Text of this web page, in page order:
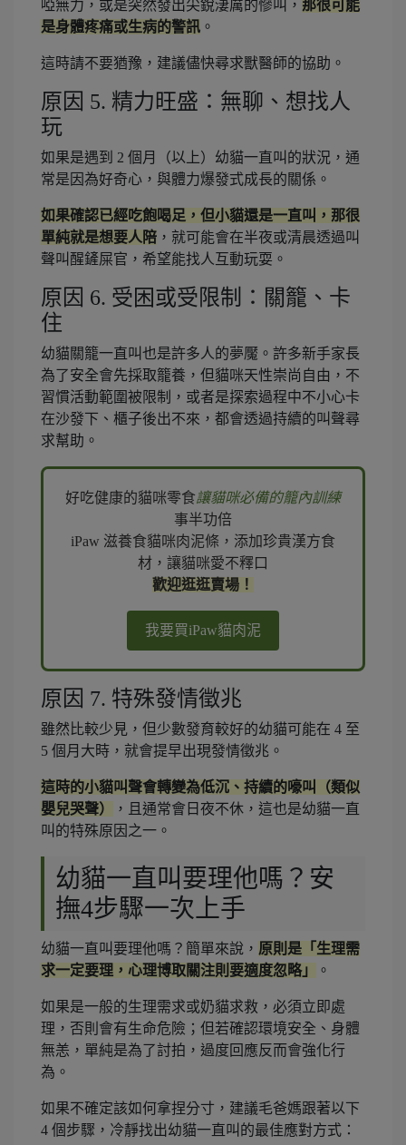
啞無力，或是突然發出尖銳淒厲的慘叫， 那很可能
是身體疼痛或生病的警訊 。
這時請不要猶豫，建議儘快尋求獸醫師的協助。
原因 5. 精力旺盛：無聊、想找人
玩
如果是遇到 2 個月（以上）幼貓一直叫的狀況，通
常是因為好奇心，與體力爆發式成長的關係。
如果確認已經吃飽喝足，但小貓還是一直叫，那很
單純就是想要人陪 ，就可能會在半夜或清晨透過叫
聲叫醒鏟屎官，希望能找人互動玩耍。
原因 6. 受困或受限制：關籠、卡
住
幼貓關籠一直叫也是許多人的夢魘。許多新手家長
為了安全會先採取籠養，但貓咪天性崇尚自由，不
習慣活動範圍被限制，或者是探索過程中不小心卡
在沙發下、櫃子後出不來，都會透過持續的叫聲尋
求幫助。
好吃健康的貓咪零食讓貓咪必備的籠內訓練
事半功倍
iPaw 滋養食貓咪肉泥條，添加珍貴漢方食
材，讓貓咪愛不釋口
歡迎逛逛賣場！
我要買iPaw貓肉泥
原因 7. 特殊發情徵兆
雖然比較少見，但少數發育較好的幼貓可能在 4 至
5 個月大時，就會提早出現發情徵兆。
這時的小貓叫聲會轉變為低沉、持續的嚎叫（類似
嬰兒哭聲）
，且通常會日夜不休，這也是幼貓一直
叫的特殊原因之一。
幼貓一直叫要理他嗎？安
撫4步驟一次上手
幼貓一直叫要理他嗎？簡單來說， 原則是「生理需
求一定要理，心理博取關注則要適度忽略」
。
如果是一般的生理需求或奶貓求救，必須立即處
理，否則會有生命危險；但若確認環境安全、身體
無恙，單純是為了討拍，過度回應反而會強化行
為。
如果不確定該如何拿捏分寸，建議毛爸媽跟著以下
4 個步驟，冷靜找出幼貓一直叫的最佳應對方式：